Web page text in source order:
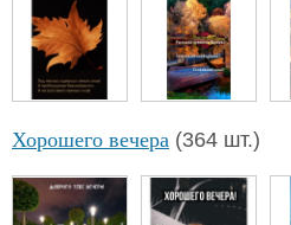
Хорошего вечера (364 шт.)